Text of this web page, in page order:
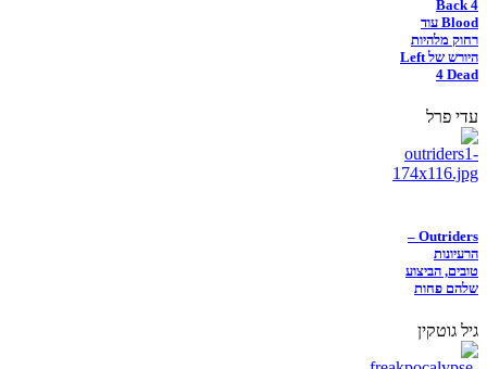
Back 4
Blood עוד
רחוק מלהיות
היורש של Left
4 Dead
עדי פרל
Outriders –
הרעיונות
טובים, הביצוע
שלהם פחות
גיל גוטקין